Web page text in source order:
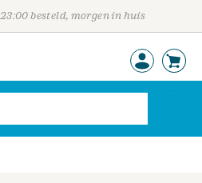
besteld, morgen in huis